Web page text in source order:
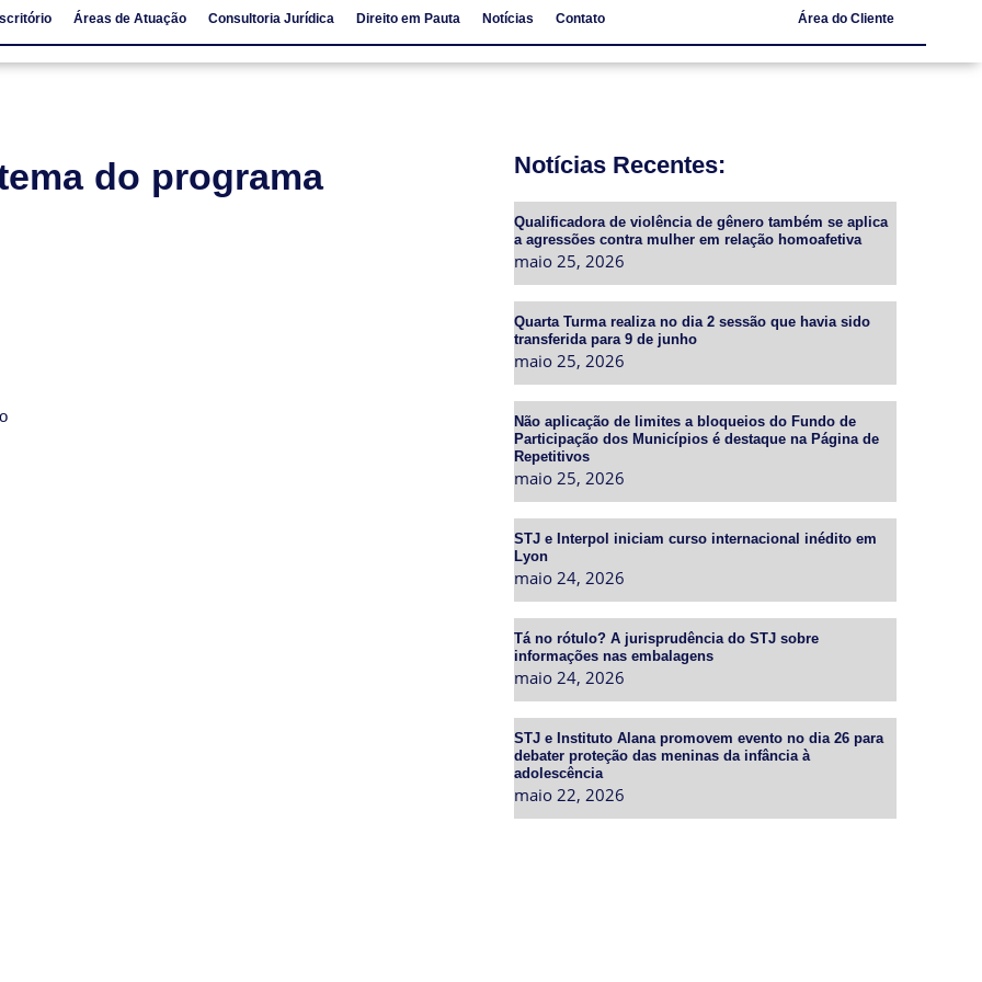
Áreas de Atuação Consultoria Jurídica Direito em Pauta Notícias Contato Área do Cliente
do programa
Notícias Recentes:
Qualificadora de violência de gênero também se aplica
a agressões contra mulher em relação homoafetiva
maio 25, 2026
Quarta Turma realiza no dia 2 sessão que havia sido
transferida para 9 de junho
maio 25, 2026
Não aplicação de limites a bloqueios do Fundo de
Participação dos Municípios é destaque na Página de
Repetitivos
maio 25, 2026
STJ e Interpol iniciam curso internacional inédito em
Lyon
maio 24, 2026
Tá no rótulo? A jurisprudência do STJ sobre
informações nas embalagens
maio 24, 2026
STJ e Instituto Alana promovem evento no dia 26 para
debater proteção das meninas da infância à
adolescência
maio 22, 2026